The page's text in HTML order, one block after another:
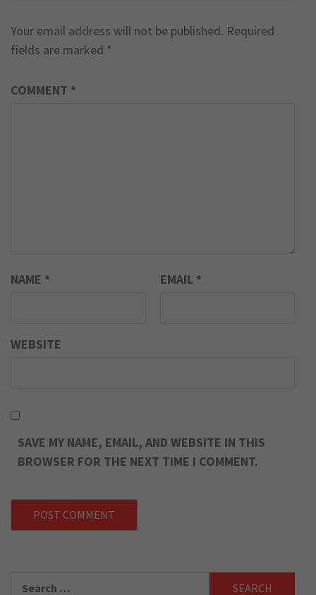
Your email address will not be published. Required
fields are marked *
COMMENT *
NAME * EMAIL *
WEBSITE
SAVE MY NAME, EMAIL, AND WEBSITE IN THIS
BROWSER FOR THE NEXT TIME I COMMENT.